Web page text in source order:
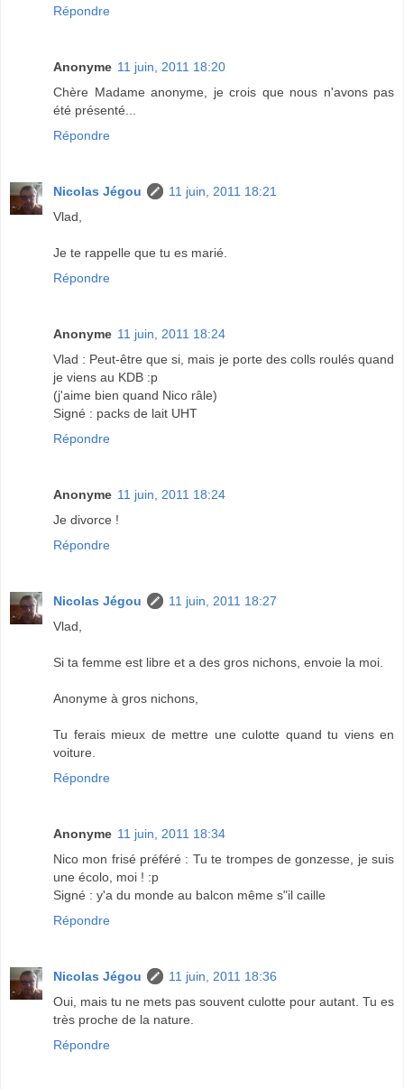
Répondre
Anonyme 11 juin, 2011 18:20
Chère Madame anonyme, je crois que nous n'avons pas
été présenté...
Répondre
Nicolas Jégou
11 juin, 2011 18:21
Vlad,
Je te rappelle que tu es marié.
Répondre
Anonyme 11 juin, 2011 18:24
Vlad : Peut-être que si, mais je porte des colls roulés quand
je viens au KDB :p
(j'aime bien quand Nico râle)
Signé : packs de lait UHT
Répondre
Anonyme 11 juin, 2011 18:24
Je divorce !
Répondre
Nicolas Jégou
11 juin, 2011 18:27
Vlad,
Si ta femme est libre et a des gros nichons, envoie la moi.
Anonyme à gros nichons,
Tu ferais mieux de mettre une culotte quand tu viens en
voiture.
Répondre
Anonyme 11 juin, 2011 18:34
Nico mon frisé préféré : Tu te trompes de gonzesse, je suis
une écolo, moi ! :p
Signé : y'a du monde au balcon même s"il caille
Répondre
Nicolas Jégou
11 juin, 2011 18:36
Oui, mais tu ne mets pas souvent culotte pour autant. Tu es
très proche de la nature.
Répondre